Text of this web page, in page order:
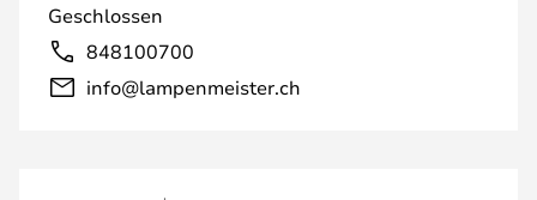
Geschlossen
848100700
info@lampenmeister.ch